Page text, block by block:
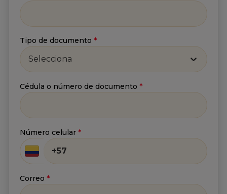
Nombre *
Apellido*
Correo*
He leído y aceptolaPolítica de tratamiento de
información
Tipo de documento *
Selecciona
Cédula o número de documento *
Número celular *
Correo *